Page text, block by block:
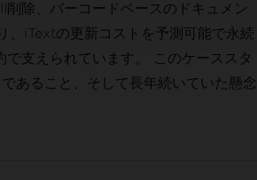
除、バーコードベースのドキュメン
、iTextの更新コストを予測可能で永続
支えられています。 このケーススタ
あること、そして長年続いていた懸念